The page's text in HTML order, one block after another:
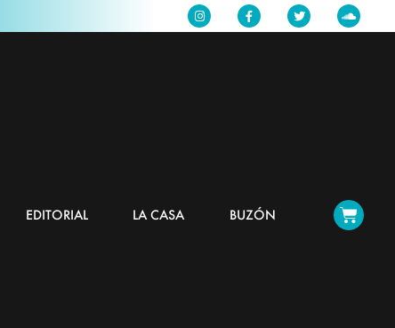
EDITORIAL LA CASA BUZÓN